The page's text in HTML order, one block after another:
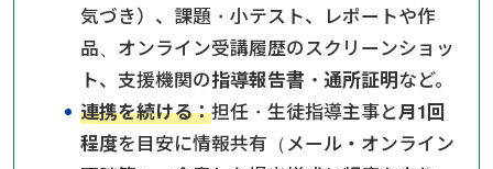
気づき）、課題・小テスト、レポートや作
品、オンライン受講履歴のスクリーンショッ
ト、支援機関の指導報告書・通所証明など。
連携を続ける：担任・生徒指導主事と月1回
程度を目安に情報共有（メール・オンライン